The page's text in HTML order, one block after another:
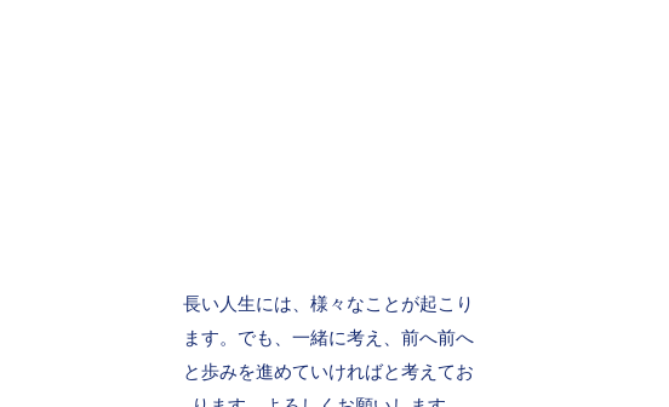
長い人生には、様々なことが起こり
ます。でも、一緒に考え、前へ前へ
と歩みを進めていければと考えてお